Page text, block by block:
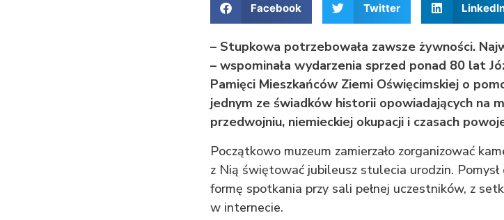
Facebook Twitter
– Stupkowa potrzebowała zawsze żywności.
– wspominała wydarzenia sprzed ponad 80 lat
Pamięci Mieszkańców Ziemi Oświęcimskiej o
jednym ze świadków historii opowiadających na
przedwojniu, niemieckiej okupacji i czasach
Początkowo muzeum zamierzało zorganizować
z Nią świętować jubileusz stulecia urodzin.
formę spotkania przy sali pełnej uczestników, z
w internecie.